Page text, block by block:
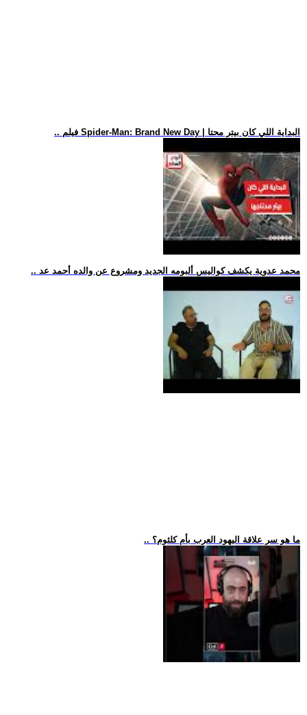
.. فيلم Spider-Man: Brand New Day | البداية اللي كان بيتر محتا
.. محمد عدوية يكشف كواليس ألبومه الجديد ومشروع عن والده أحمد عد
.. ما هو سر علاقة اليهود العرب بأم كلثوم؟